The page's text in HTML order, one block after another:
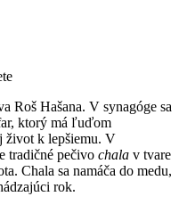
Roš Hašana. V synagóge sa
ktorý má ľuďom
život k lepšiemu. V
tradičné pečivo chala v tvare
Chala sa namáča do medu,
rok.